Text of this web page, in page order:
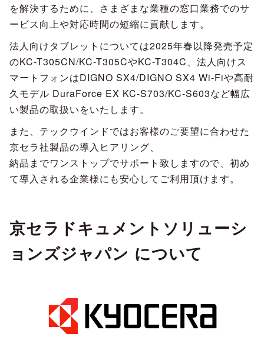
を解決するために、さまざまな業種の窓口業務でのサ
ービス向上や対応時間の短縮に貢献します。
法人向けタブレットについては2025年春以降発売予定
のKC-T305CN/KC-T305CやKC-T304C、法人向けス
マートフォンはDIGNO SX4/DIGNO SX4 Wi-Fiや高耐
久モデル DuraForce EX KC-S703/KC-S603など幅広
い製品の取扱いをいたします。
また、テックウインドではお客様のご要望に合わせた
京セラ社製品の導入ヒアリング、
納品までワンストップでサポート致しますので、初め
て導入される企業様にも安心してご利用頂けます。
京セラドキュメントソリューシ
ョンズジャパン について